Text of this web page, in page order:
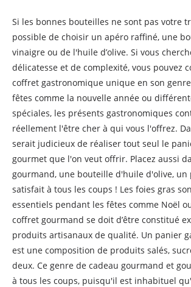
Si les bonnes bouteilles ne sont pas votre
possible de choisir un apéro raffiné, une
vinaigre ou de l'huile d’olive. Si vous
délicatesse et de complexité, vous pouvez
coffret gastronomique unique en son
fêtes comme la nouvelle année ou
spéciales, les présents gastronomiques
réellement l'être cher à qui vous l'offrez.
serait judicieux de réaliser tout seul le
gourmet que l'on veut offrir. Placez aussi
gourmand, une bouteille d'huile d'olive,
satisfait à tous les coups ! Les foies gras
essentiels pendant les fêtes comme Noël
coffret gourmand se doit d’être constitué
produits artisanaux de qualité. Un panier
est une composition de produits salés,
deux. Ce genre de cadeau gourmand et
à tous les coups, puisqu'il est inhabituel